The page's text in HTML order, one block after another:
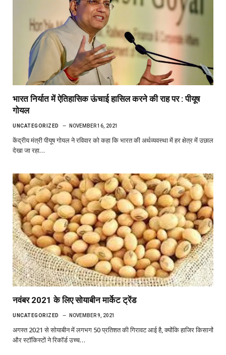
भारत निर्यात में ऐतिहासिक ऊंचाई हासिल करने की राह पर : पीयूष
गोयल
UNCATEGORIZED NOVEMBER 16, 2021
केंद्रीय मंत्री पीयूष गोयल ने रविवार को कहा कि भारत की अर्थव्यवस्था में हर क्षेत्र में उछाल
देखा जा रहा…
नवंबर 2021 के लिए सोयाबीन मार्केट ट्रेंड
UNCATEGORIZED NOVEMBER 9, 2021
अगस्त 2021 से सोयाबीन में लगभग 50 प्रतिशत की गिरावट आई है, क्योंकि हाजिर किसानों
और स्टॉकिस्टों ने रिकॉर्ड उच्च…